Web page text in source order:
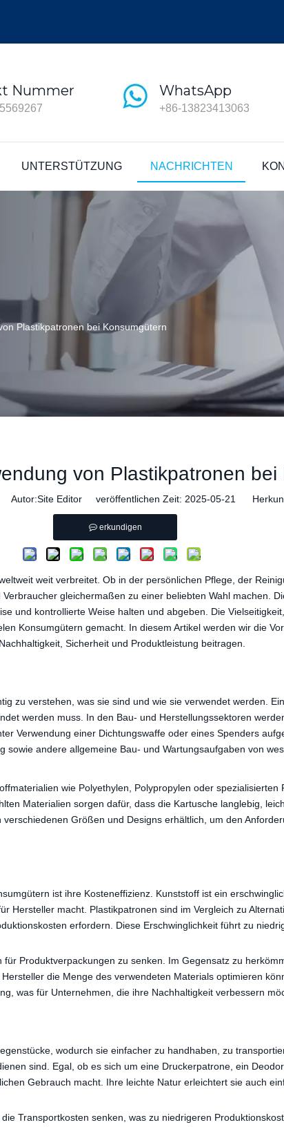
Nummer WhatsApp
+86-13823413063
UNTERSTÜTZUNG NACHRICHTEN
Plastikpatronen bei Konsumgütern
von Plastikpatronen bei
Autor:Site Editor veröffentlichen Zeit: 2025-05-21
erkundigen
weit verbreitet. Ob in der persönlichen Pflege, der
gleichermaßen zu einer beliebten Wahl machen.
und kontrollierte Weise halten und abgeben. Die
Konsumgütern gemacht. In diesem Artikel werden wir die
Sicherheit und Produktleistung beitragen.
zu verstehen, was sie sind und wie sie verwendet werden.
werden muss. In den Bau- und Herstellungssektoren
Verwendung einer Dichtungswaffe oder eines Spenders
andere allgemeine Bau- und Wartungsaufgaben von
wie Polyethylen, Polypropylen oder
Materialien sorgen dafür, dass die Kartusche langlebig,
Größen und Designs erhältlich, um den
ist ihre Kosteneffizienz. Kunststoff ist ein
Hersteller macht. Plastikpatronen sind im Vergleich zu
erfordern. Diese Erschwinglichkeit führt zu
Produktverpackungen zu senken. Im Gegensatz zu
die Menge des verwendeten Materials optimieren
was für Unternehmen, die ihre Nachhaltigkeit verbessern
wodurch sie einfacher zu handhaben, zu
sind. Egal, ob es sich um eine Druckerpatrone, ein
Gebrauch macht. Ihre leichte Natur erleichtert sie auch
Transportkosten senken, was zu niedrigeren